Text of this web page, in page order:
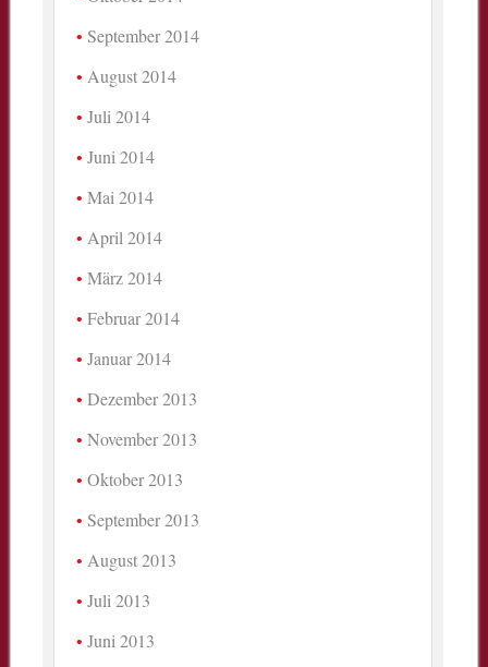
September 2014
August 2014
Juli 2014
Juni 2014
Mai 2014
April 2014
März 2014
Februar 2014
Januar 2014
Dezember 2013
November 2013
Oktober 2013
September 2013
August 2013
Juli 2013
Juni 2013